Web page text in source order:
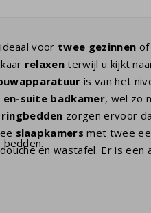
voor twee gezinnen of
relaxen terwijl u kijkt
is van het
en-suite badkamer, wel zo
zorgen ervoor
slaapkamers met twee
en wastafel. Er is